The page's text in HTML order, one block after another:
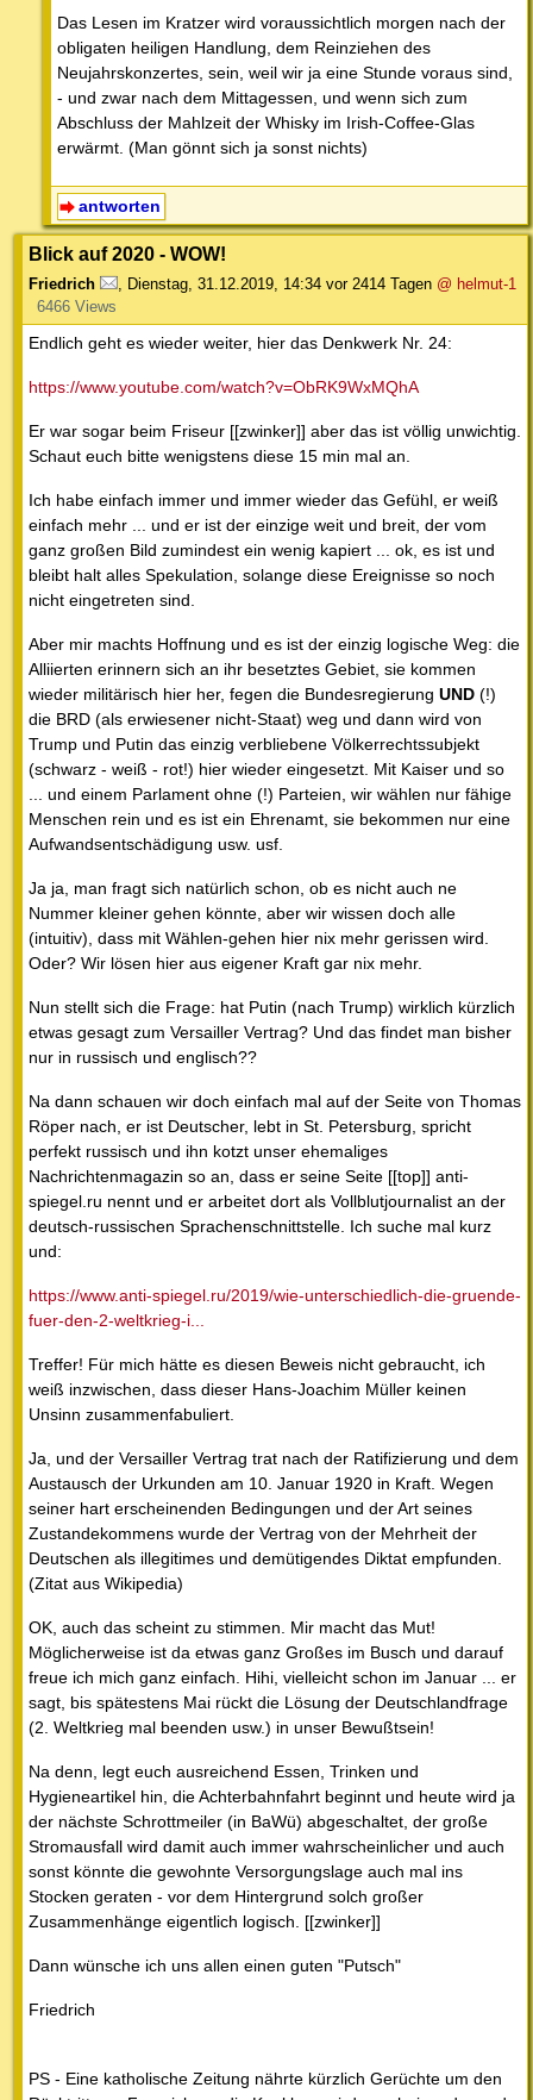
Das Lesen im Kratzer wird voraussichtlich morgen nach der
obligaten heiligen Handlung, dem Reinziehen des
Neujahrskonzertes, sein, weil wir ja eine Stunde voraus sind,
- und zwar nach dem Mittagessen, und wenn sich zum
Abschluss der Mahlzeit der Whisky im Irish-Coffee-Glas
erwärmt. (Man gönnt sich ja sonst nichts)
antworten
Blick auf 2020 - WOW!
Friedrich Dienstag, 31.12.2019, 14:34 vor 2414 Tagen @ helmut-1
6466 Views
Endlich geht es wieder weiter, hier das Denkwerk Nr. 24:
https://www.youtube.com/watch?v=ObRK9WxMQhA
Er war sogar beim Friseur [[zwinker]] aber das ist völlig unwichtig.
Schaut euch bitte wenigstens diese 15 min mal an.
Ich habe einfach immer und immer wieder das Gefühl, er weiß
einfach mehr ... und er ist der einzige weit und breit, der vom
ganz großen Bild zumindest ein wenig kapiert ... ok, es ist und
bleibt halt alles Spekulation, solange diese Ereignisse so noch
nicht eingetreten sind.
Aber mir machts Hoffnung und es ist der einzig logische Weg: die
Alliierten erinnern sich an ihr besetztes Gebiet, sie kommen
wieder militärisch hier her, fegen die Bundesregierung UND (!)
die BRD (als erwiesener nicht-Staat) weg und dann wird von
Trump und Putin das einzig verbliebene Völkerrechtssubjekt
(schwarz - weiß - rot!) hier wieder eingesetzt. Mit Kaiser und so
... und einem Parlament ohne (!) Parteien, wir wählen nur fähige
Menschen rein und es ist ein Ehrenamt, sie bekommen nur eine
Aufwandsentschädigung usw. usf.
Ja ja, man fragt sich natürlich schon, ob es nicht auch ne
Nummer kleiner gehen könnte, aber wir wissen doch alle
(intuitiv), dass mit Wählen-gehen hier nix mehr gerissen wird.
Oder? Wir lösen hier aus eigener Kraft gar nix mehr.
Nun stellt sich die Frage: hat Putin (nach Trump) wirklich kürzlich
etwas gesagt zum Versailler Vertrag? Und das findet man bisher
nur in russisch und englisch??
Na dann schauen wir doch einfach mal auf der Seite von Thomas
Röper nach, er ist Deutscher, lebt in St. Petersburg, spricht
perfekt russisch und ihn kotzt unser ehemaliges
Nachrichtenmagazin so an, dass er seine Seite [[top]] anti-
spiegel.ru nennt und er arbeitet dort als Vollblutjournalist an der
deutsch-russischen Sprachenschnittstelle. Ich suche mal kurz
und:
https://www.anti-spiegel.ru/2019/wie-unterschiedlich-die-gruende-
fuer-den-2-weltkrieg-i...
Treffer! Für mich hätte es diesen Beweis nicht gebraucht, ich
weiß inzwischen, dass dieser Hans-Joachim Müller keinen
Unsinn zusammenfabuliert.
Ja, und der Versailler Vertrag trat nach der Ratifizierung und dem
Austausch der Urkunden am 10. Januar 1920 in Kraft. Wegen
seiner hart erscheinenden Bedingungen und der Art seines
Zustandekommens wurde der Vertrag von der Mehrheit der
Deutschen als illegitimes und demütigendes Diktat empfunden.
(Zitat aus Wikipedia)
OK, auch das scheint zu stimmen. Mir macht das Mut!
Möglicherweise ist da etwas ganz Großes im Busch und darauf
freue ich mich ganz einfach. Hihi, vielleicht schon im Januar ... er
sagt, bis spätestens Mai rückt die Lösung der Deutschlandfrage
(2. Weltkrieg mal beenden usw.) in unser Bewußtsein!
Na denn, legt euch ausreichend Essen, Trinken und
Hygieneartikel hin, die Achterbahnfahrt beginnt und heute wird ja
der nächste Schrottmeiler (in BaWü) abgeschaltet, der große
Stromausfall wird damit auch immer wahrscheinlicher und auch
sonst könnte die gewohnte Versorgungslage auch mal ins
Stocken geraten - vor dem Hintergrund solch großer
Zusammenhänge eigentlich logisch. [[zwinker]]
Dann wünsche ich uns allen einen guten "Putsch"
Friedrich
PS - Eine katholische Zeitung nährte kürzlich Gerüchte um den